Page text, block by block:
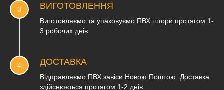
ВИГОТОВЛЕННЯ
Виготовляємо та упаковуємо ПВХ штори протягом 1-
3 робочих днів
ДОСТАВКА
Відправляємо ПВХ завіси Новою Поштою. Доставка
здійснюється протягом 1-2 днів.